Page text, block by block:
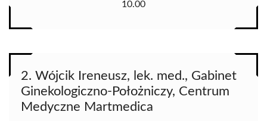
10.00
2. Wójcik Ireneusz, lek. med., Gabinet
Ginekologiczno-Położniczy, Centrum
Medyczne Martmedica